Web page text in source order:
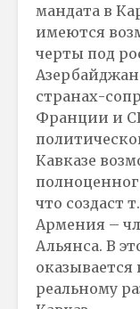
мандата в
имеются
черты под
странах-
Франции и
Кавказе
что создаст
Армения –
Альянса. В
оказывается
реальному